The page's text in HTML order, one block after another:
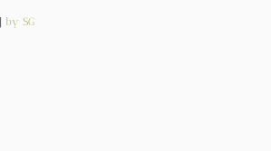
by SG